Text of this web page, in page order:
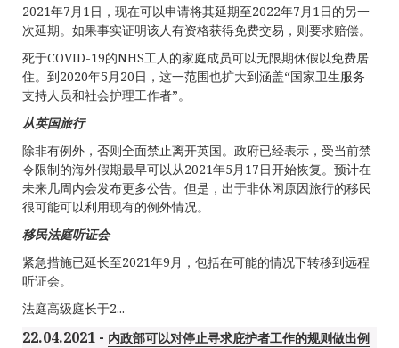
2021年7月1日，现在可以申请将其延期至2022年7月1日的另一
次延期。如果事实证明该人有资格获得免费交易，则要求赔偿。
死于COVID-19的NHS工人的家庭成员可以无限期休假以免费居
住。到2020年5月20日，这一范围也扩大到涵盖“国家卫生服务
支持人员和社会护理工作者”。
从英国旅行
除非有例外，否则全面禁止离开英国。政府已经表示，受当前禁
令限制的海外假期最早可以从2021年5月17日开始恢复。预计在
未来几周内会发布更多公告。但是，出于非休闲原因旅行的移民
很可能可以利用现有的例外情况。
移民法庭听证会
紧急措施已延长至2021年9月，包括在可能的情况下转移到远程
听证会。
法庭高级庭长于2...
22.04.2021 - 内政部可以对停止寻求庇护者工作的规则做出例